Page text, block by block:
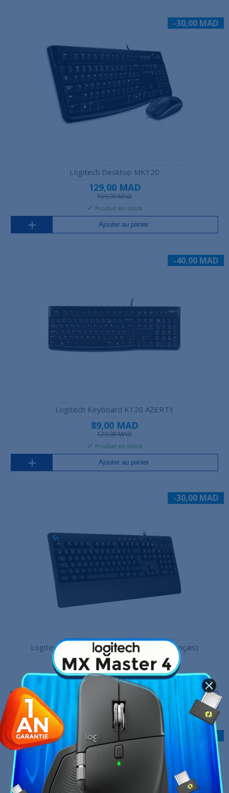
-30,00 MAD
Logitech Desktop MK120
129,00 MAD
159,00 MAD
Produit en stock
Ajouter au panier
-40,00 MAD
Logitech Keyboard K120 AZERTY
89,00 MAD
129,00 MAD
Produit en stock
Ajouter au panier
-30,00 MAD
Logitech G213 Prodigy RGB (AZERTY, Français)
419,00 MAD
449,00 MAD
Produit en stock
Ajouter au panier
-30,00 MAD